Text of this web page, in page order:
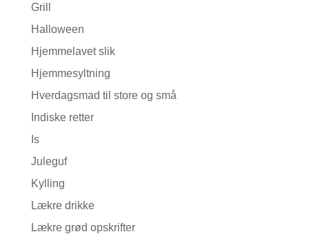
Grill
Halloween
Hjemmelavet slik
Hjemmesyltning
Hverdagsmad til store og små
Indiske retter
Is
Juleguf
Kylling
Lækre drikke
Lækre grød opskrifter